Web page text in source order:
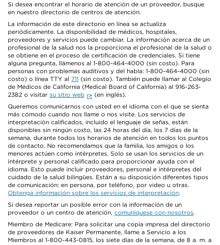
Si desea encontrar el horario de atención de un proveedor, busque
en nuestro directorio de centros de atención.
La información de este directorio en línea se actualiza
periódicamente. La disponibilidad de médicos, hospitales,
proveedores y servicios puede cambiar. La información acerca de un
profesional de la salud nos la proporciona el profesional de la salud o
se obtiene en el proceso de certificación de credenciales. Si tiene
alguna pregunta, llámenos al 1-800-464-4000 (sin costo). Para
personas con problemas auditivos y del habla: 1-800-464-4000 (sin
costo) o línea TTY al 711 (sin costo). También puede llamar al Colegio
de Médicos de California (Medical Board of California) al 916-263-
2382 o visitar su sitio web
(en inglés).
Queremos comunicarnos con usted en el idioma con el que se sienta
más cómodo cuando nos llame o nos visite. Los servicios de
interpretación calificados, incluido el lenguaje de señas, están
disponibles sin ningún costo, las 24 horas del día, los 7 días de la
semana, durante todos los horarios de atención en todos los puntos
de contacto. No recomendamos que la familia, los amigos o los
menores actúen como intérpretes. Solo se usan los servicios de un
intérprete y personal calificado para proporcionar ayuda con el
idioma. Esto puede incluir proveedores, personal e intérpretes del
cuidado de la salud bilingües. Están a su disposición diferentes tipos
de comunicación: en persona, por teléfono, por video u otras.
Obtenga información sobre los servicios de interpretación.
Si desea reportar un posible error con la información de un
proveedor o un centro de atención, comuníquese con nosotros.
Miembro de Medicare: Para solicitar una copia impresa del directorio
de proveedores de Kaiser Permanente, llame a Servicio a los
Miembros al 1-800-443-0815, los siete días de la semana, de 8 a. m. a